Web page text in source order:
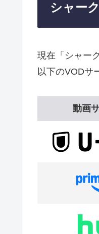
シャー
現在「シャー
以下のVODサ
動画